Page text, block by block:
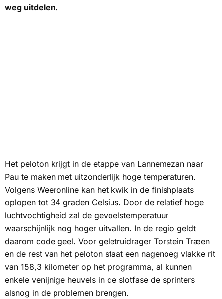
weg uitdelen.
Het peloton krijgt in de etappe van Lannemezan naar
Pau te maken met uitzonderlijk hoge temperaturen.
Volgens Weeronline kan het kwik in de finishplaats
oplopen tot 34 graden Celsius. Door de relatief hoge
luchtvochtigheid zal de gevoelstemperatuur
waarschijnlijk nog hoger uitvallen. In de regio geldt
daarom code geel. Voor geletruidrager Torstein Træen
en de rest van het peloton staat een nagenoeg vlakke rit
van 158,3 kilometer op het programma, al kunnen
enkele venijnige heuvels in de slotfase de sprinters
alsnog in de problemen brengen.